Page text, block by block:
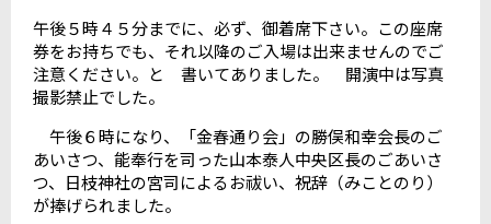
午後５時４５分までに、必ず、御着席下さい。この座席
券をお持ちでも、それ以降のご入場は出来ませんのでご
注意ください。と 書いてありました。 開演中は写真
撮影禁止でした。
午後６時になり、「金春通り会」の勝俣和幸会長のご
あいさつ、能奉行を司った山本泰人中央区長のごあいさ
つ、日枝神社の宮司によるお祓い、祝辞（みことのり）
が捧げられました。